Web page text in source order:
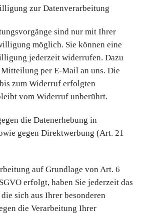
zur Datenverarbeitung
sind nur mit Ihrer
möglich. Sie können eine
jederzeit widerrufen. Dazu
per E-Mail an uns. Die
zum Widerruf erfolgten
vom Widerruf unberührt.
die Datenerhebung in
gegen Direktwerbung (Art. 21
auf Grundlage von Art. 6
erfolgt, haben Sie jederzeit das
sich aus Ihrer besonderen
die Verarbeitung Ihrer